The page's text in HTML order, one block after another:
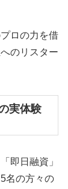
ロの力を借
のリスター
実体験
即日融資」
名の方々の